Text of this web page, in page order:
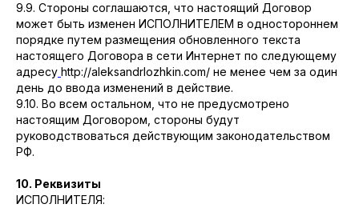
9.9. Стороны соглашаются, что настоящий Договор
может быть изменен ИСПОЛНИТЕЛЕМ в одностороннем
порядке путем размещения обновленного текста
настоящего Договора в сети Интернет по следующему
адресу http://aleksandrlozhkin.com/ не менее чем за один
день до ввода изменений в действие.
9.10. Во всем остальном, что не предусмотрено
настоящим Договором, стороны будут
руководствоваться действующим законодательством
РФ.
10. Реквизиты
ИСПОЛНИТЕЛЯ: